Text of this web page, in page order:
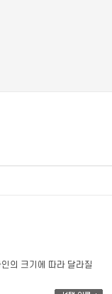
의 크기에 따라 달라질